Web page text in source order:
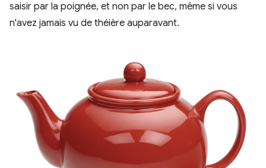
saisir par la poignée, et non par le bec, même si vous
n'avez jamais vu de théière auparavant.